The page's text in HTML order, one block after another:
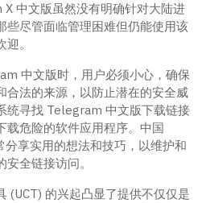
中文版虽然没有明确针对大陆进
些尽管面临管理困难但仍能使用该
。
中文版时，用户必须小心，确保
合法的来源，以防止潜在的安全威
统寻找 Telegram 中文版下载链接
载危险的软件应用程序。中国
享实用的想法和技巧，以维护和
全链接访问。
(UCT) 的兴起凸显了提供不仅仅是